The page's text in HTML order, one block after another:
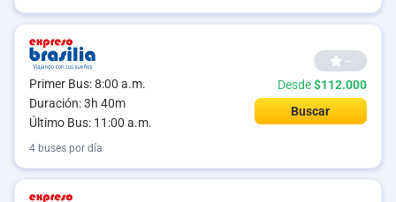
Primer Bus: 8:00 a.m.
Duración: 3h 40m
Último Bus: 11:00 a.m.
--
Desde$112.000
Buscar
4 buses por día